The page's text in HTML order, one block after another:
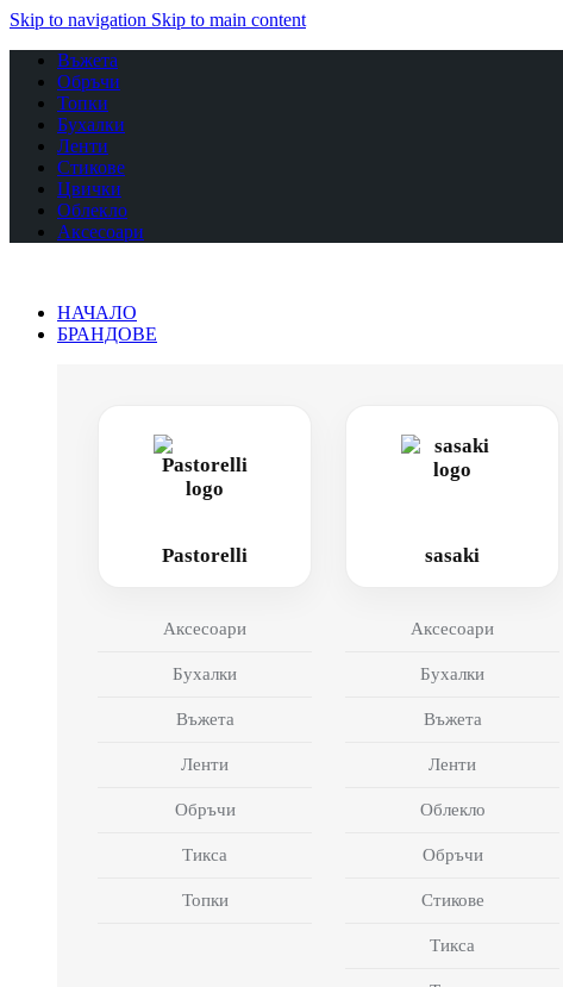
Skip to navigation Skip to main content
Въжета
Обръчи
Топки
Бухалки
Ленти
Стикове
Цвички
Облекло
Аксесоари
НАЧАЛО
БРАНДОВЕ
Pastorelli
Аксесоари
Бухалки
Въжета
Ленти
Обръчи
Тикса
Топки
sasaki
Аксесоари
Бухалки
Въжета
Ленти
Облекло
Обръчи
Стикове
Тикса